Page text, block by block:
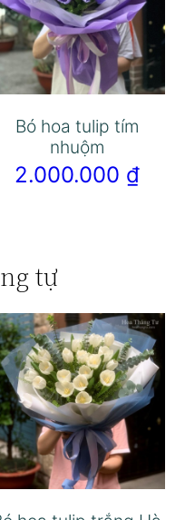
Bó hoa tulip tím
nhuộm
2.000.000 ₫
tự